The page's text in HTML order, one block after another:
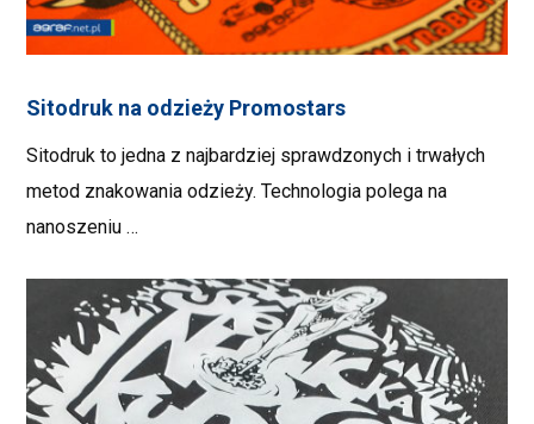
Sitodruk na odzieży Promostars
Sitodruk to jedna z najbardziej sprawdzonych i trwałych
metod znakowania odzieży. Technologia polega na
nanoszeniu …